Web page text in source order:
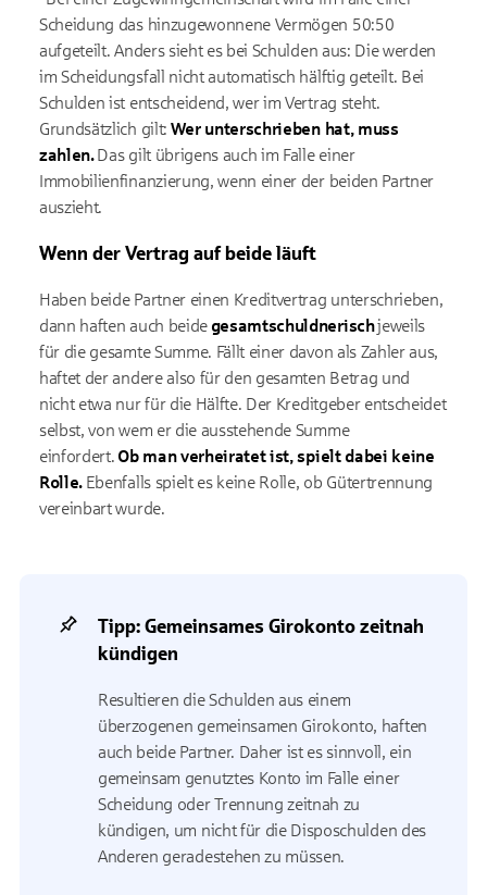
Scheidung das hinzugewonnene Vermögen 50:50
aufgeteilt. Anders sieht es bei Schulden aus: Die werden
im Scheidungsfall nicht automatisch hälftig geteilt. Bei
Schulden ist entscheidend, wer im Vertrag steht.
Grundsätzlich gilt: Wer unterschrieben hat, muss
zahlen.Das gilt übrigens auch im Falle einer
Immobilienfinanzierung, wenn einer der beiden Partner
auszieht.
Wenn der Vertrag auf beide läuft
Haben beide Partner einen Kreditvertrag unterschrieben,
dann haften auch beide gesamtschuldnerischjeweils
für die gesamte Summe. Fällt einer davon als Zahler aus,
haftet der andere also für den gesamten Betrag und
nicht etwa nur für die Hälfte. Der Kreditgeber entscheidet
selbst, von wem er die ausstehende Summe
einfordert. Ob man verheiratet ist, spielt dabei keine
Rolle. Ebenfalls spielt es keine Rolle, ob Gütertrennung
vereinbart wurde.
Tipp: Gemeinsames Girokonto zeitnah
kündigen
Resultieren die Schulden aus einem
überzogenen gemeinsamen Girokonto, haften
auch beide Partner. Daher ist es sinnvoll, ein
gemeinsam genutztes Konto im Falle einer
Scheidung oder Trennung zeitnah zu
kündigen, um nicht für die Disposchulden des
Anderen geradestehen zu müssen.